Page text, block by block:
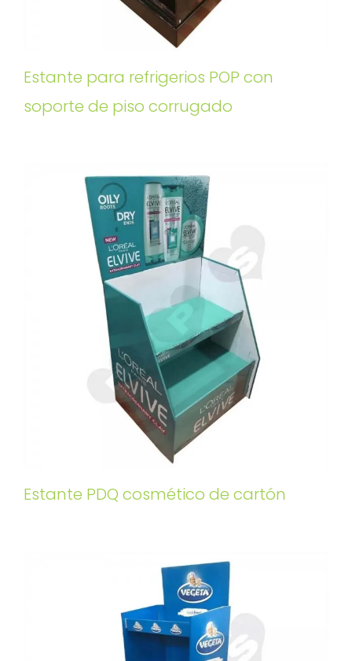
Estante para refrigerios POP con
soporte de piso corrugado
Estante PDQ cosmético de cartón